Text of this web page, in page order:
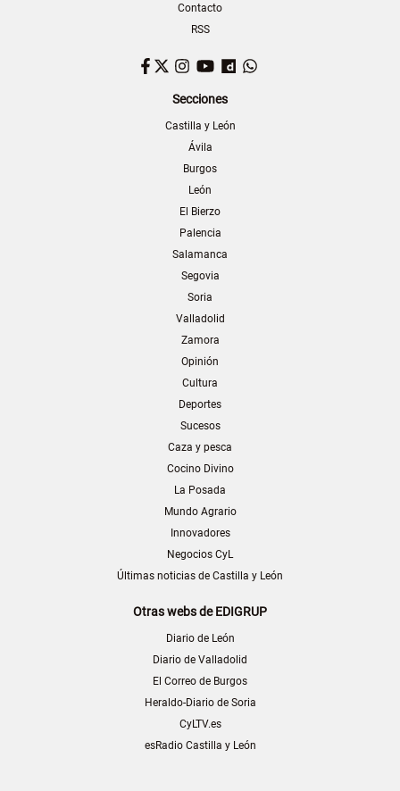
Contacto
RSS
Facebook
TwitterInstagram
YouTubeDailymotion
Secciones
Castilla y León
Ávila
Burgos
León
El Bierzo
Palencia
Salamanca
Segovia
Soria
Valladolid
Zamora
Opinión
Cultura
Deportes
Sucesos
Caza y pesca
Cocino Divino
La Posada
Mundo Agrario
Innovadores
Negocios CyL
Últimas noticias de Castilla y León
Otras webs de EDIGRUP
Diario de León
Diario de Valladolid
El Correo de Burgos
Heraldo-Diario de Soria
CyLTV.es
esRadio Castilla y León